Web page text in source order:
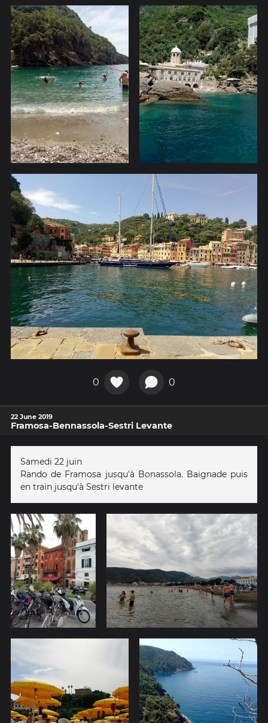
0 0
22 June 2019
Framosa-Bennassola-Sestri Levante
Samedi 22 juin
Rando de Framosa jusqu'à Bonassola. Baignade puis
en train jusqu'à Sestri levante